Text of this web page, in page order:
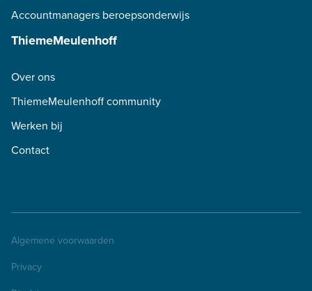
Accountmanagers beroepsonderwijs
ThiemeMeulenhoff
Over ons
ThiemeMeulenhoff community
Werken bij
Contact
Algemene voorwaarden
Privacy